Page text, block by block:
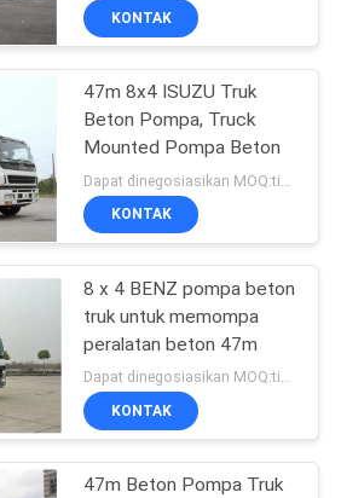
KONTAK
47m 8x4 ISUZU Truk
Beton Pompa, Truck
Mounted Pompa Beton
KONTAK
8 x 4 BENZ pompa beton
truk untuk memompa
peralatan beton 47m
Dapat dinegosiasikan MOQ:tidak terbatas
KONTAK
47m Beton Pompa Truk